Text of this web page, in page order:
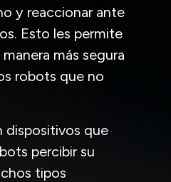
y reaccionar ante
Esto les permite
más segura
robots que no
dispositivos que
percibir su
tipos